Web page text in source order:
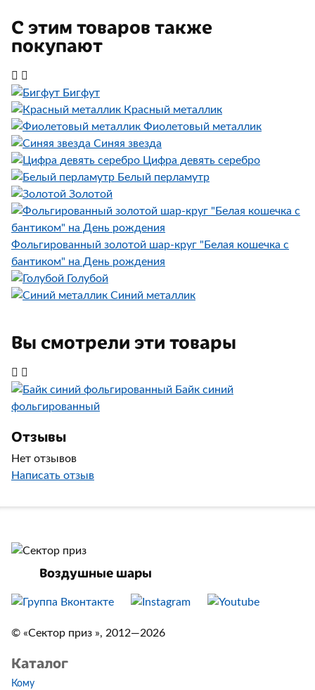
С этим товаров также
покупают
Бигфут
Красный металлик
Фиолетовый металлик
Синяя звезда
Цифра девять серебро
Белый перламутр
Золотой
Фольгированный золотой шар-круг "Белая кошечка с
бантиком" на День рождения
Голубой
Синий металлик
Вы смотрели эти товары
Байк синий
фольгированный
Отзывы
Нет отзывов
Написать отзыв
Воздушные шары
© «Сектор приз », 2012—2026
Каталог
Кому